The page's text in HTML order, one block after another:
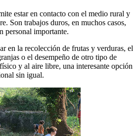
estar en contacto con el medio rural y
Son trabajos duros, en muchos casos,
personal importante.
en la recolección de frutas y verduras, el
o el desempeño de otro tipo de
y al aire libre, una interesante opción
sin igual.